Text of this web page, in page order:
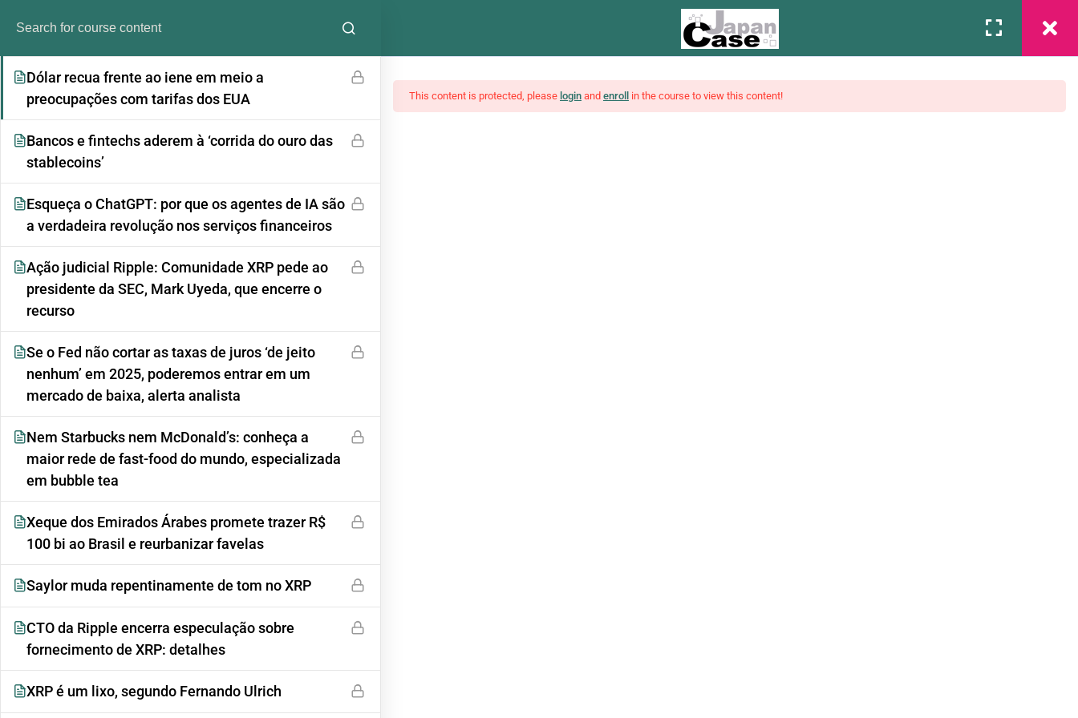
Análises, Notícias E Fundamentos
Ripple Under Water, XRP chama o 911
Dólar recua frente ao iene em meio a
preocupações com tarifas dos EUA
Bancos e fintechs aderem à ‘corrida do ouro das
stablecoins’
Esqueça o ChatGPT: por que os agentes de IA são
a verdadeira revolução nos serviços financeiros
Ação judicial Ripple: Comunidade XRP pede ao
presidente da SEC, Mark Uyeda, que encerre o
recurso
Se o Fed não cortar as taxas de juros ‘de jeito
nenhum’ em 2025, poderemos entrar em um
mercado de baixa, alerta analista
Nem Starbucks nem McDonald’s: conheça a
maior rede de fast-food do mundo, especializada
em bubble tea
Xeque dos Emirados Árabes promete trazer R$
100 bi ao Brasil e reurbanizar favelas
Saylor muda repentinamente de tom no XRP
CTO da Ripple encerra especulação sobre
fornecimento de XRP: detalhes
XRP é um lixo, segundo Fernando Ulrich
This content is protected, please login and enroll in the course to view this content!